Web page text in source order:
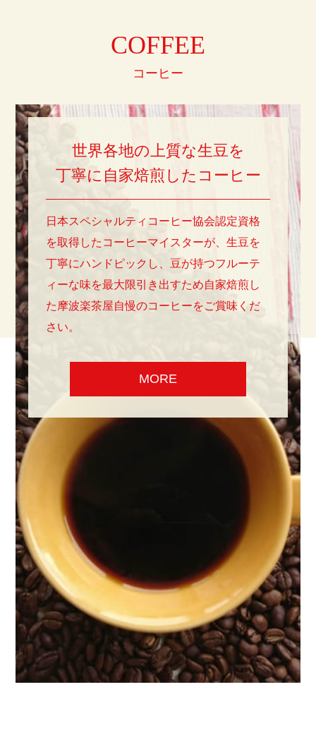
COFFEE
コーヒー
世界各地の上質な生豆を
丁寧に自家焙煎したコーヒー
日本スペシャルティコーヒー協会認定資格
を取得したコーヒーマイスターが、生豆を
丁寧にハンドピックし、豆が持つフルーテ
ィーな味を最大限引き出すため自家焙煎し
た摩波楽茶屋自慢のコーヒーをご賞味くだ
さい。
MORE